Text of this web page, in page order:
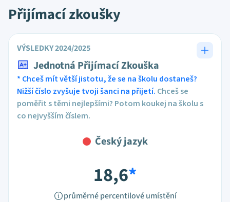
Přijímací zkoušky
VÝSLEDKY 2024/2025
Jednotná Přijímací Zkouška
* Chceš mít větší jistotu, že se na školu dostaneš?
Nižší číslo zvyšuje tvoji šanci na přijetí. Chceš se
poměřit s těmi nejlepšími? Potom koukej na školu s
co nejvyšším číslem.
Český jazyk
18,6*
průměrné percentilové umístění